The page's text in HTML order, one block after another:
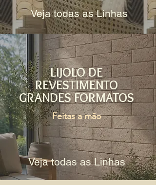
Veja todas as Linhas
LIJOLO DE
REVESTIMENTO
GRANDES FORMATOS
Feitas a mão
Veja todas as Linhas